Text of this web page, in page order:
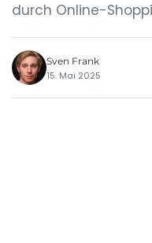
durch Online-
Sven Frank
15. Mai 2025